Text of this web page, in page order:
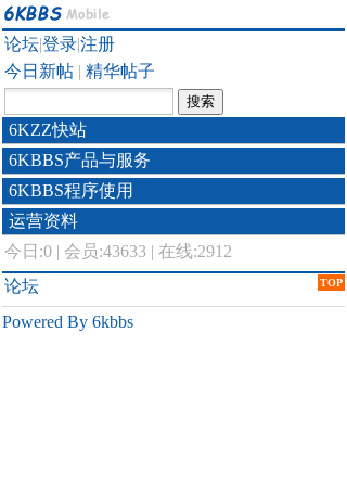
论坛|登录|注册
今日新帖 | 精华帖子
6KZZ快站
6KBBS产品与服务
6KBBS程序使用
运营资料
今日:0 | 会员:43633 | 在线:2912
TOP
论坛
Powered By 6kbbs